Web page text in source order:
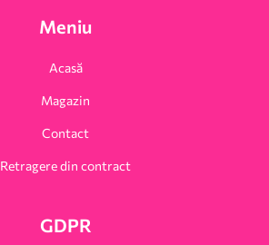
Meniu
Acasă
Magazin
Contact
Retragere din contract
GDPR